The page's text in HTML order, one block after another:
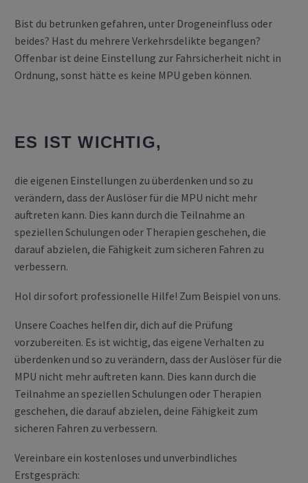
Bist du betrunken gefahren, unter Drogeneinfluss oder
beides? Hast du mehrere Verkehrsdelikte begangen?
Offenbar ist deine Einstellung zur Fahrsicherheit nicht in
Ordnung, sonst hätte es keine MPU geben können.
ES IST WICHTIG,
die eigenen Einstellungen zu überdenken und so zu
verändern, dass der Auslöser für die MPU nicht mehr
auftreten kann. Dies kann durch die Teilnahme an
speziellen Schulungen oder Therapien geschehen, die
darauf abzielen, die Fähigkeit zum sicheren Fahren zu
verbessern.
Hol dir sofort professionelle Hilfe! Zum Beispiel von uns.
Unsere Coaches helfen dir, dich auf die Prüfung
vorzubereiten. Es ist wichtig, das eigene Verhalten zu
überdenken und so zu verändern, dass der Auslöser für die
MPU nicht mehr auftreten kann. Dies kann durch die
Teilnahme an speziellen Schulungen oder Therapien
geschehen, die darauf abzielen, deine Fähigkeit zum
sicheren Fahren zu verbessern.
Vereinbare ein kostenloses und unverbindliches
Erstgespräch: